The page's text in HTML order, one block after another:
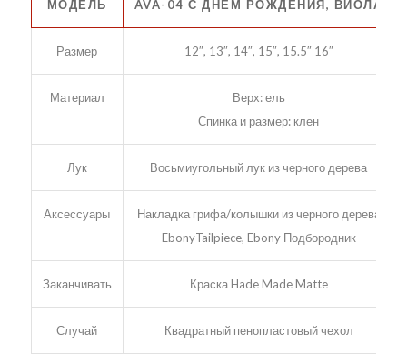
МОДЕЛЬ AVA-04 С ДНЕМ РОЖДЕНИЯ, ВИОЛА
Размер 12″, 13″, 14″, 15″, 15.5″ 16″
Материал
Верх: ель
Спинка и размер: клен
Лук Восьмиугольный лук из черного дерева
Аксессуары
Накладка грифа/колышки из черного дерева
EbonyTailpiece, Ebony Подбородник
Заканчивать Краска Hade Made Matte
Случай Квадратный пенопластовый чехол